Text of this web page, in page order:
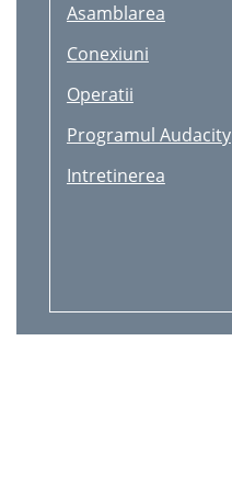
Asamblarea
Conexiuni
Operatii
Programul Audacity
Intretinerea